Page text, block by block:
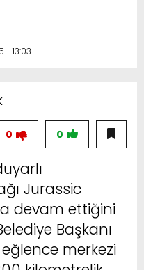
- 13:03
0
0
Jurassic
devam ettiğini
Başkanı
merkezi